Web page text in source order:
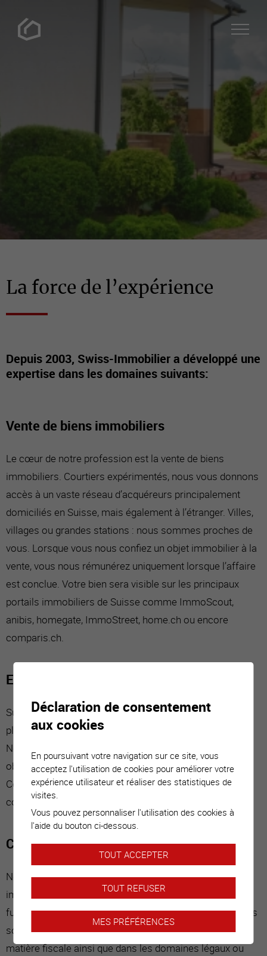
La force de l’expérience
Depuis 2003, Swiss-Immobilier a développé une
expertise dans les domaines suivants:
Vente de biens immobiliers
Le cœur de notre profession est la vente de biens
immobiliers. Courtiers expérimentés, nous vous donnons
accès à un vaste réseau d’acquéreurs principalement
domiciliés en Suisse, mais également à l’étranger. Villes,
villages ou grandes stations : nous sommes proches de
vous. Lorsque vous nous confiez un objet immobilier à la
vente, vous nous rémunérez uniquement lorsque l’affaire
est conclue. Votre bien sera visible sur les principaux
portails immobiliers de Suisse comme ImmoScout,
anibis, homegate, ImmoStreet, home.ch ou encore
comparis.ch.
Estimation immobilière
Sur la base des informations fournies et d’une visite sur
place, nous estimons le prix de votre bien immobilier.
Notre expérience vous garantit la mise en vente de votre
objet au prix juste, correspondant à la valeur du marché.
Cette estimation est gratuite et sans engagement
contractuel.
Conseil personnalisé
Nous maîtrisons les différents aspects de la propriété
immobilière. A ce titre, nous pouvons accompagner les
futurs acquéreurs dans l'étude de leur financement. Nous
sommes également en mesure de vous conseiller en
matière fiscale ainsi que dans les domaines légaux ou
Déclaration de consentement
aux cookies
En poursuivant votre navigation sur ce site, vous
acceptez l'utilisation de cookies pour améliorer votre
expérience utilisateur et réaliser des statistiques de
visites.
Vous pouvez personnaliser l'utilisation des cookies à
l'aide du bouton ci-dessous.
TOUT ACCEPTER
TOUT REFUSER
MES PRÉFÉRENCES